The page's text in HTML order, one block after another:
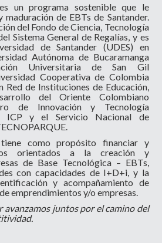
un programa sostenible que le
de EBTs de Santander.
del Fondo de Ciencia, Tecnología
Sistema General de Regalías, y es
de Santander (UDES) en
Autónoma de Bucaramanga
Universitaria de San Gil
Cooperativa de Colombia
Red de Instituciones de Educación,
del Oriente Colombiano
de Innovación y Tecnología
ICP y el Servicio Nacional de
tiene como propósito financiar y
orientados a la creación y
de Base Tecnológica – EBTs,
con capacidades de I+D+i, y la
y acompañamiento de
emprendimientos y/o empresas.
avanzamos juntos por el camino del